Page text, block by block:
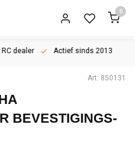
0
RC dealer Actief sinds 2013
Art: 850131
BEVESTIGINGS-